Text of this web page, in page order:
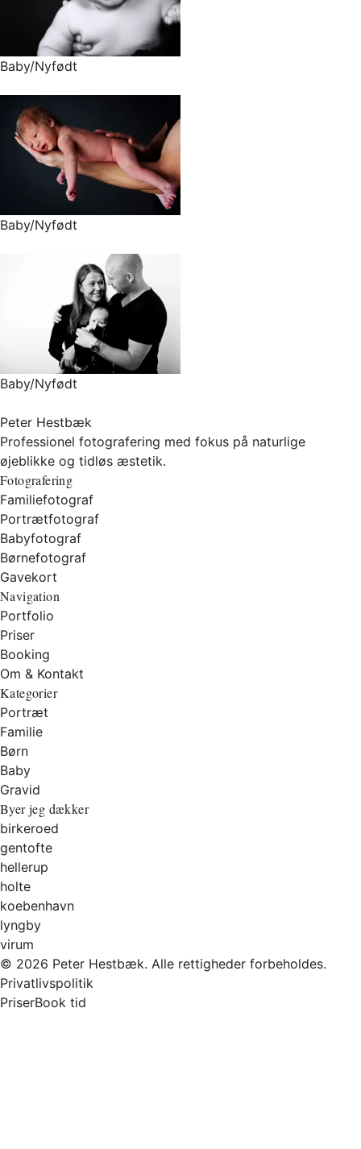
Baby/Nyfødt
Baby/Nyfødt
Baby/Nyfødt
Peter Hestbæk
Professionel fotografering med fokus på naturlige
øjeblikke og tidløs æstetik.
Fotografering
Familiefotograf
Portrætfotograf
Babyfotograf
Børnefotograf
Gavekort
Navigation
Portfolio
Priser
Booking
Om & Kontakt
Kategorier
Portræt
Familie
Børn
Baby
Gravid
Byer jeg dækker
birkeroed
gentofte
hellerup
holte
koebenhavn
lyngby
virum
© 2026 Peter Hestbæk. Alle rettigheder forbeholdes.
Privatlivspolitik
PriserBook tid